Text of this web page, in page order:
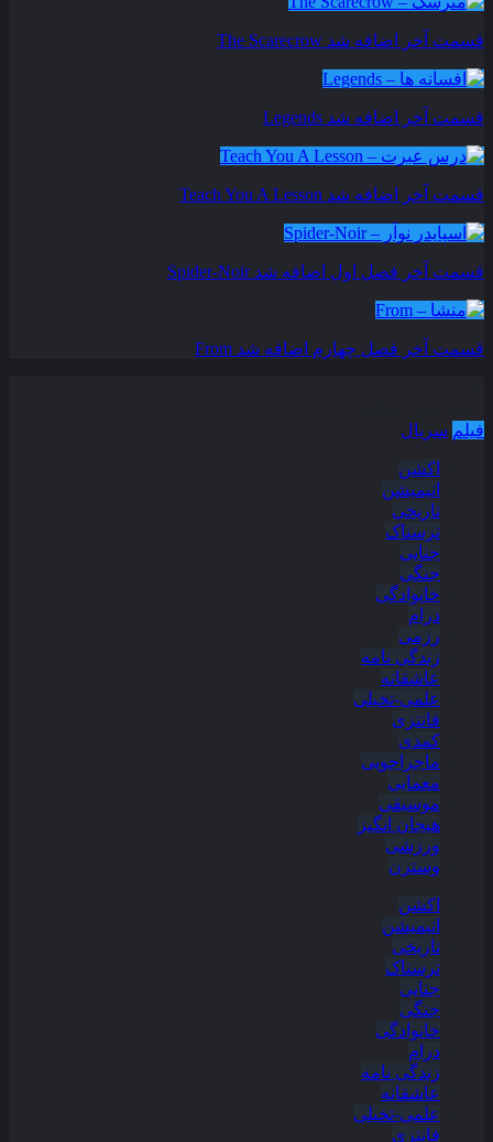
قسمت آخر اضافه شد The Scarecrow
قسمت آخر اضافه شد Legends
قسمت آخر اضافه شد Teach You A Lesson
قسمت آخر فصل اول اضافه شد Spider-Noir
قسمت آخر فصل چهارم اضافه شد From
فیلم سریال
اکشن
انیمیشن
تاریخی
ترسناک
جنایی
جنگی
خانوادگی
درام
رزمی
زندگی نامه
عاشقانه
علمی-تخیلی
فانتزی
کمدی
ماجراجویی
معمایی
موسیقی
هیجان انگیز
ورزشی
وسترن
اکشن
انیمیشن
تاریخی
ترسناک
جنایی
جنگی
خانوادگی
درام
زندگی نامه
عاشقانه
علمی-تخیلی
فانتزی